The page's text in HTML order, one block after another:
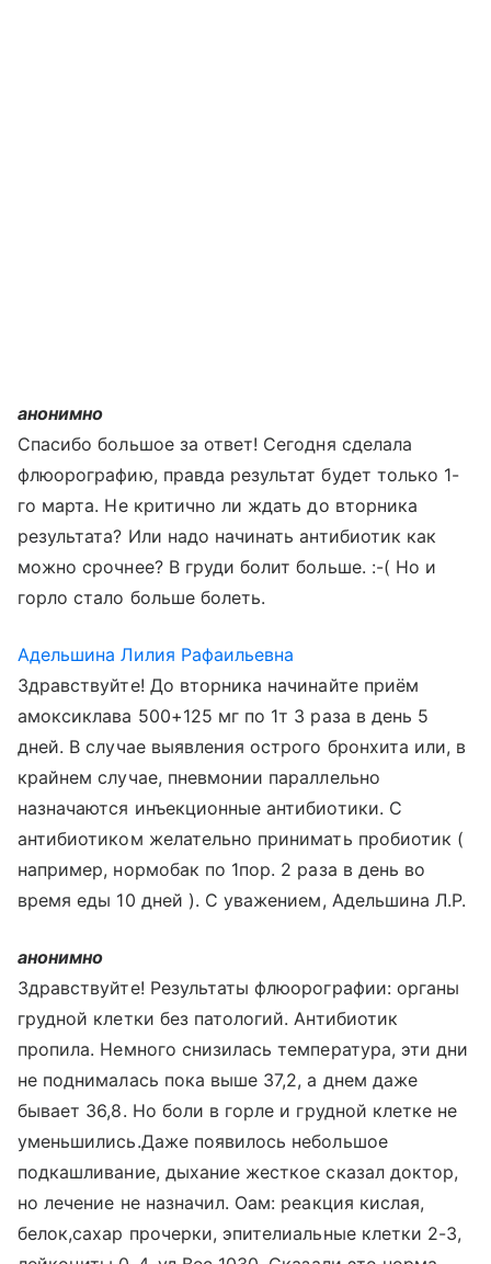
анонимно
Спасибо большое за ответ! Сегодня сделала
флюорографию, правда результат будет только 1-
го марта. Не критично ли ждать до вторника
результата? Или надо начинать антибиотик как
можно срочнее? В груди болит больше. :-( Но и
горло стало больше болеть.
Адельшина Лилия Рафаильевна
Здравствуйте! До вторника начинайте приём
амоксиклава 500+125 мг по 1т 3 раза в день 5
дней. В случае выявления острого бронхита или, в
крайнем случае, пневмонии параллельно
назначаются инъекционные антибиотики. С
антибиотиком желательно принимать пробиотик (
например, нормобак по 1пор. 2 раза в день во
время еды 10 дней ). С уважением, Адельшина Л.Р.
анонимно
Здравствуйте! Результаты флюорографии: органы
грудной клетки без патологий. Антибиотик
пропила. Немного снизилась температура, эти дни
не поднималась пока выше 37,2, а днем даже
бывает 36,8. Но боли в горле и грудной клетке не
уменьшились.Даже появилось небольшое
подкашливание, дыхание жесткое сказал доктор,
но лечение не назначил. Оам: реакция кислая,
белок,сахар прочерки, эпителиальные клетки 2-3,